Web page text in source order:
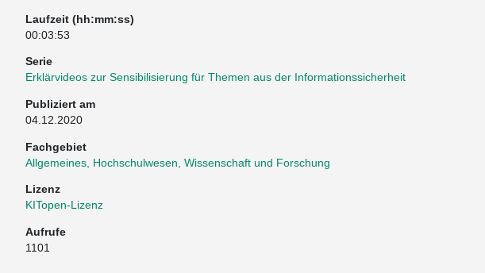
Laufzeit (hh:mm:ss)
00:03:53
Serie
Erklärvideos zur Sensibilisierung für Themen aus der Informationssicherheit
Publiziert am
04.12.2020
Fachgebiet
Allgemeines, Hochschulwesen, Wissenschaft und Forschung
Lizenz
KITopen-Lizenz
Aufrufe
1101